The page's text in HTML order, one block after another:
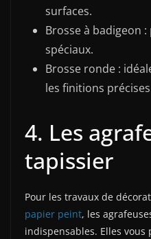
surfaces.
Brosse à badigeon
spéciaux.
Brosse ronde :
les finitions
4. Les
tapissier
Pour les travaux de
papier peint, les
indispensables. Elles